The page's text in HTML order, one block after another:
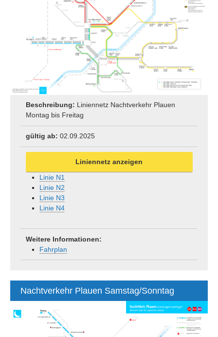
Beschreibung: Liniennetz Nachtverkehr Plauen
Montag bis Freitag
gültig ab: 02.09.2025
Liniennetz anzeigen
Linie N1
Linie N2
Linie N3
Linie N4
Weitere Informationen:
Fahrplan
Nachtverkehr Plauen Samstag/Sonntag